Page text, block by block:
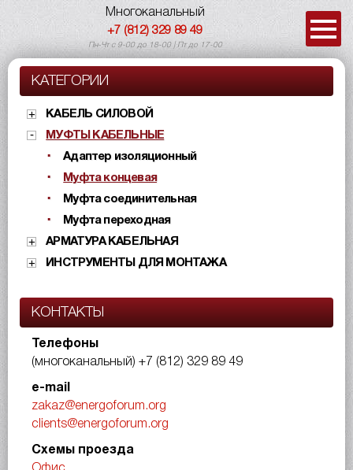
Многоканальный
+7 (812) 329 89 49
Пн-Чт с 9-00 до 18-00 | Пт до 17-00
КАТЕГОРИИ
КАБЕЛЬ СИЛОВОЙ
МУФТЫ КАБЕЛЬНЫЕ
Адаптер изоляционный
Муфта концевая
Муфта соединительная
Муфта переходная
АРМАТУРА КАБЕЛЬНАЯ
ИНСТРУМЕНТЫ ДЛЯ МОНТАЖА
КОНТАКТЫ
Телефоны
(многоканальный) +7 (812) 329 89 49
e-mail
zakaz@energoforum.org
clients@energoforum.org
Схемы проезда